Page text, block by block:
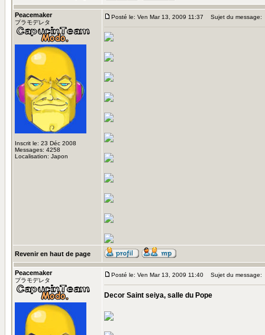
Peacemaker
プラモデレタ
Inscrit le: 23 Déc 2008
Messages: 4258
Localisation: Japon
Posté le: Ven Mar 13, 2009 11:37 Sujet du message:
Revenir en haut de page
Peacemaker
プラモデレタ
Posté le: Ven Mar 13, 2009 11:40 Sujet du message:
Decor Saint seiya, salle du Pope